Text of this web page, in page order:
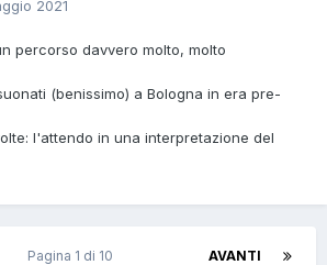
2021
percorso davvero molto, molto
(benissimo) a Bologna in era pre-
l'attendo in una interpretazione del
AVANTI
Pagina 1 di 10